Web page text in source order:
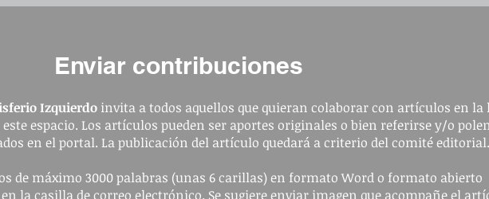
Enviar contribuciones
Izquierdoinvita a todos aquellos que quieran colaborar con artículos en la
espacio. Los artículos pueden ser aportes originales o bien referirse y/o
en el portal. La publicación del artículo quedará a criterio del comité editorial.
de máximo 3000 palabras (unas 6 carillas) en formato Word o formato abierto
la casilla de correo electrónico. Se sugiere enviar imagen que acompañe el